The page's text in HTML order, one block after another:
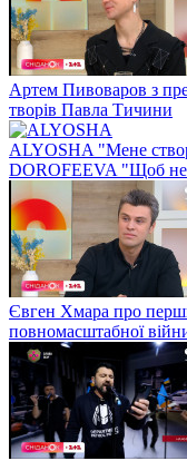
Артем Пивоваров з
творів Павла Тичини
ALYOSHA "Мене
DOROFEEVA "Щоб не
Євген Хмара про
повномасштабної